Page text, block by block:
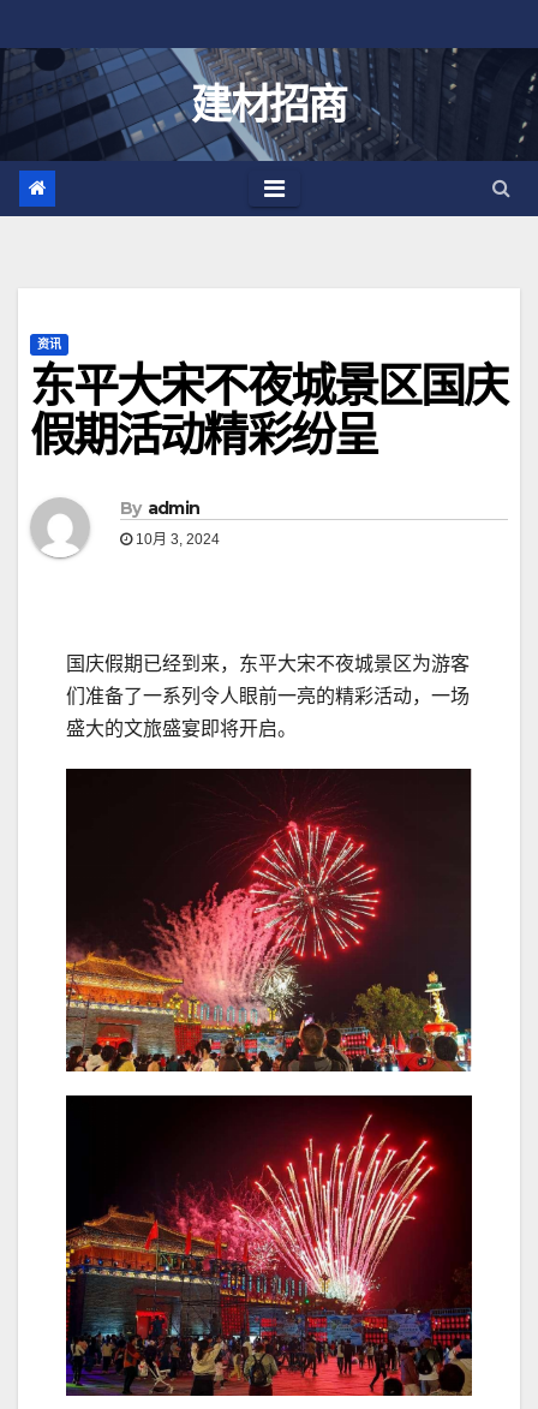
至
建材招商
资讯
东平大宋不夜城景区国庆
假期活动精彩纷呈
By admin
10月 3, 2024
国庆假期已经到来，东平大宋不夜城景区为游客
们准备了一系列令人眼前一亮的精彩活动，一场
盛大的文旅盛宴即将开启。